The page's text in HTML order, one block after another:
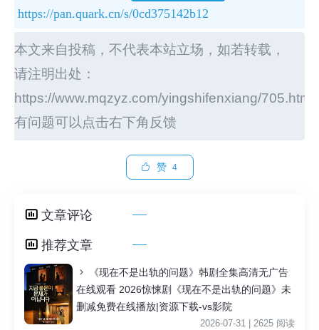
https://pan.quark.cn/s/0cd375142b12
本文来自投稿，不代表本站立场，如若转载，
请注明出处：
https://www.mqzyz.com/yingshifenxiang/705.html
有问题可以点击右下角反馈
赞 4
文章评论
推荐文章
《现在不是出轨的问题》韩剧全集高清无广告
在线观看 2026惊悚剧《现在不是出轨的问题》未
删减免费在线播放|资源下载-vs影院
2026-07-31 | 2625 阅读